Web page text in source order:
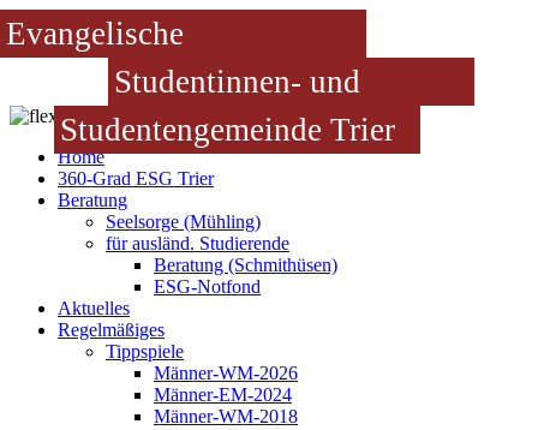
Evangelische
Studentinnen- und
Studentengemeinde Trier
Home
360-Grad ESG Trier
Beratung
Seelsorge (Mühling)
für ausländ. Studierende
Beratung (Schmithüsen)
ESG-Notfond
Aktuelles
Regelmäßiges
Tippspiele
Männer-WM-2026
Männer-EM-2024
Männer-WM-2018